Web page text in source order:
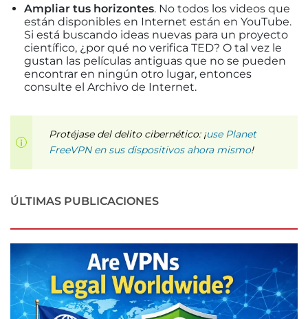
Ampliar tus horizontes. No todos los videos que
están disponibles en Internet están en YouTube.
Si está buscando ideas nuevas para un proyecto
científico, ¿por qué no verifica TED? O tal vez le
gustan las películas antiguas que no se pueden
encontrar en ningún otro lugar, entonces
consulte el Archivo de Internet.
Protéjase del delito cibernético: ¡use Planet
FreeVPN en sus dispositivos ahora mismo!
ÚLTIMAS PUBLICACIONES